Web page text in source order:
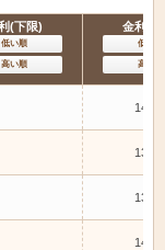
(下限)
低い順
高い順
金利(上
低い順
高い順